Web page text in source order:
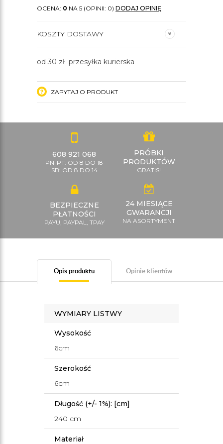
OCENA: 0 NA 5 (OPINII: 0) DODAJ OPINIĘ
KOSZTY DOSTAWY
od 30 zł przesyłka kurierska
ZAPYTAJ O PRODUKT
608 921 068
PN-PT: OD 8 DO 18
SB: OD 8 DO 14
PRÓBKI
PRODUKTÓW
GRATIS!
BEZPIECZNE
PŁATNOŚCI
PAYU, PAYPAL, TPAY
24 MIESIĄCE
GWARANCJI
NA ASORTYMENT
Opis produktu Opinie klientów
WYMIARY LISTWY
Wysokość
6cm
Szerokość
6cm
Długość (+/- 1%): [cm]
240 cm
Materiał